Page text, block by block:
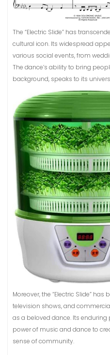
The “Electric Slide” has
cultural icon. Its widespread
various social events, from
The dance’s ability to bring
background, speaks to its
Moreover, the “Electric Slide”
television shows, and
as a beloved dance. Its
power of music and dance to
sense of community.